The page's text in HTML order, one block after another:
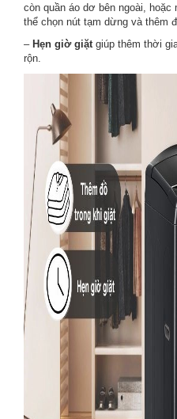
còn quần áo dơ bên ngoài,
thể chọn nút tạm dừng và thêm
– Hẹn giờ giặtgiúp thêm thời
rộn.